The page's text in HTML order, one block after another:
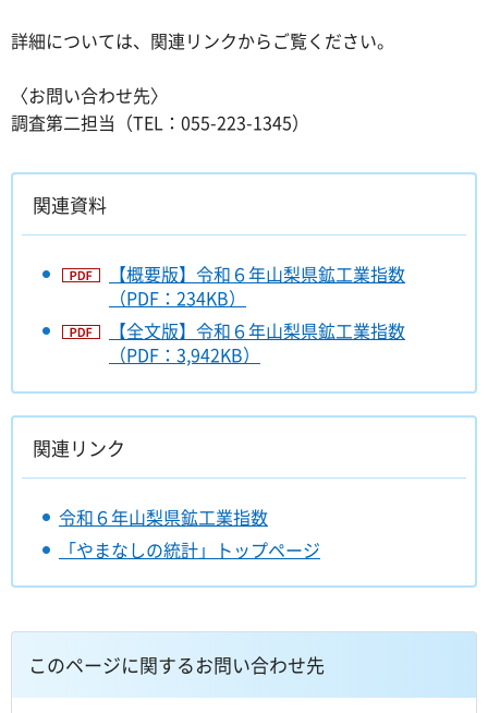
詳細については、関連リンクからご覧ください。
〈お問い合わせ先〉
調査第二担当（TEL：055-223-1345）
関連資料
【概要版】令和６年山梨県鉱工業指数
（PDF：234KB）
【全文版】令和６年山梨県鉱工業指数
（PDF：3,942KB）
関連リンク
令和６年山梨県鉱工業指数
「やまなしの統計」トップページ
このページに関するお問い合わせ先